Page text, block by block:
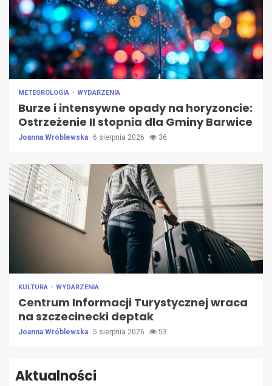
METEOROLOGIA WYDARZENIA
Burze i intensywne opady na horyzoncie:
Ostrzeżenie II stopnia dla Gminy Barwice
Joanna Wróblewska 6 sierpnia 2026 36
KULTURA WYDARZENIA
Centrum Informacji Turystycznej wraca
na szczecinecki deptak
Joanna Wróblewska 5 sierpnia 2026 53
Aktualności